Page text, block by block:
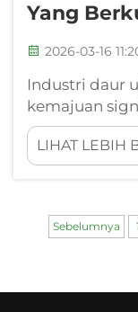
Yang
2026-03-16
Industri daur
kemajuan
pengolahan
PET yang
limbah
LIHAT LEBIH
Sebelumnya 1